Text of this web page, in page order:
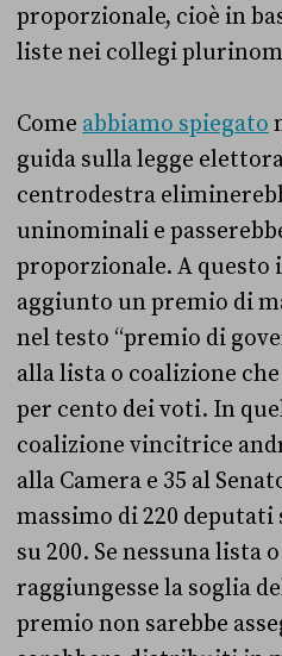
proporzionale, cioè in
liste nei collegi
Come abbiamo spiegato
guida sulla legge
centrodestra
uninominali e
proporzionale. A questo
aggiunto un premio di
nel testo “premio di
alla lista o coalizione
per cento dei voti. In
coalizione vincitrice
alla Camera e 35 al
massimo di 220 deputati
su 200. Se nessuna lista
raggiungesse la soglia
premio non sarebbe